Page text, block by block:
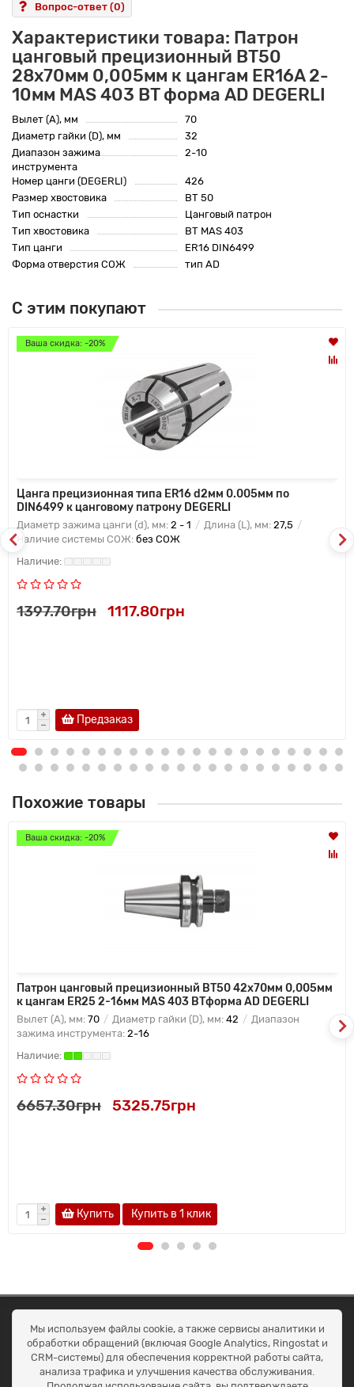
Вопрос-ответ (0)
Характеристики товара: Патрон
цанговый прецизионный BT50
28x70мм 0,005мм к цангам ER16A 2-
10мм MAS 403 BT форма AD DEGERLI
Вылет (A), мм
70
Диаметр гайки (D), мм
32
Диапазон зажима
инструмента
2-10
Номер цанги (DEGERLI)
426
Размер хвостовика
BT 50
Тип оснастки
Цанговый патрон
Тип хвостовика
BT MAS 403
Тип цанги
ER16 DIN6499
Форма отверстия СОЖ
тип AD
С этим покупают
Ваша скидка: -20%
Цанга прецизионная типа ER16 d2мм 0.005мм по
DIN6499 к цанговому патрону DEGERLI
Диаметр зажима цанги (d), мм: 2 - 1 Длина (L), мм: 27,5
Наличие системы СОЖ: без СОЖ
1397.70грн 1117.80грн
Предзаказ
Похожие товары
Ваша скидка: -20%
Патрон цанговый прецизионный BT50 42x70мм 0,005мм
к цангам ER25 2-16мм MAS 403 BTформа AD DEGERLI
Вылет (A), мм: 70 Диаметр гайки (D), мм: 42
Диапазон
зажима инструмента: 2-16
6657.30грн 5325.75грн
Купить Купить в 1 клик
ОКЕАН ТРЕЙД
Договір публичної оферти
Доставка та оплата
Наші контакти
Умови повернення
Мы используем файлы cookie, а также сервисы аналитики и
обработки обращений (включая Google Analytics, Ringostat и
CRM-системы) для обеспечения корректной работы сайта,
анализа трафика и улучшения качества обслуживания.